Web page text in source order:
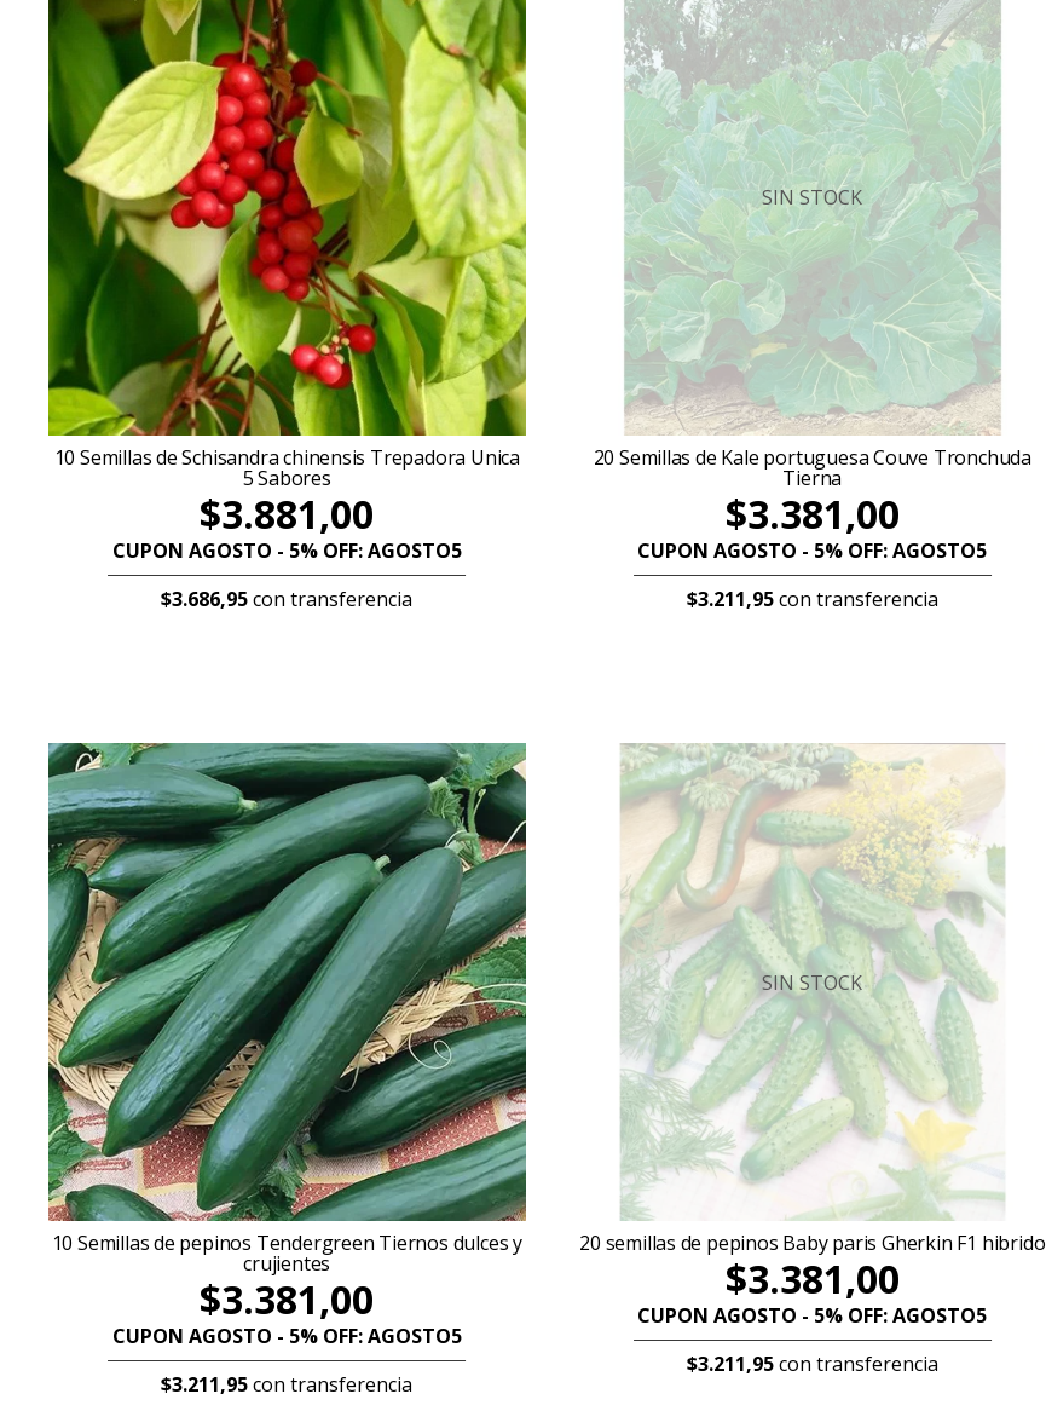
10 Semillas de Schisandra chinensis Trepadora Unica
5 Sabores
$3.881,00
CUPON AGOSTO - 5% OFF: AGOSTO5
$3.686,95con transferencia
SIN STOCK
20 Semillas de Kale portuguesa Couve Tronchuda
Tierna
$3.381,00
CUPON AGOSTO - 5% OFF: AGOSTO5
$3.211,95con transferencia
10 Semillas de pepinos Tendergreen Tiernos dulces y
crujientes
$3.381,00
CUPON AGOSTO - 5% OFF: AGOSTO5
$3.211,95con transferencia
SIN STOCK
20 semillas de pepinos Baby paris Gherkin F1 hibrido
$3.381,00
CUPON AGOSTO - 5% OFF: AGOSTO5
$3.211,95con transferencia